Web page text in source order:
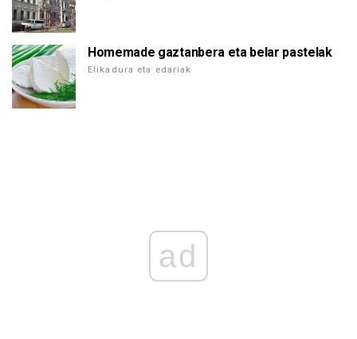
Homemade gaztanbera eta belar pastelak
Elikadura eta edariak
ad